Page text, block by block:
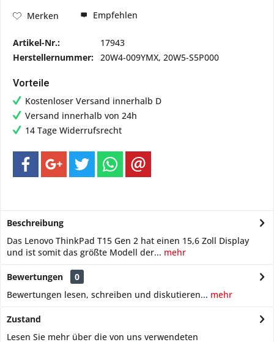
Merken Empfehlen
Artikel-Nr.:
17943
Herstellernummer: 20W4-009YMX, 20W5-S5P000
Vorteile
Kostenloser Versand innerhalb D
Versand innerhalb von 24h
14 Tage Widerrufsrecht
Beschreibung
Das Lenovo ThinkPad T15 Gen 2 hat einen 15,6 Zoll Display
und ist somit das größte Modell der... mehr
Bewertungen
0
Bewertungen lesen, schreiben und diskutieren... mehr
Zustand
Lesen Sie mehr über die von uns verwendeten